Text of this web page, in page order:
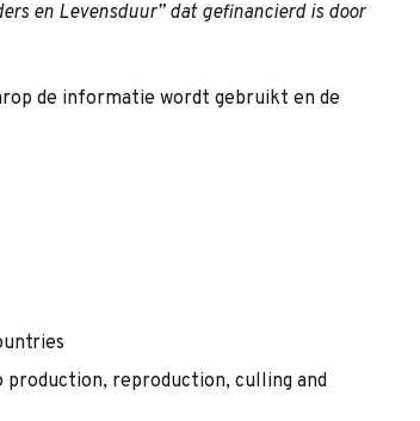
en Levensduur” dat gefinancierd is door
de informatie wordt gebruikt en de
production, reproduction, culling and